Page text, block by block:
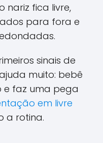
nariz fica livre,
para fora e
sinais de
muito: bebê
faz uma pega
em livre
a rotina.